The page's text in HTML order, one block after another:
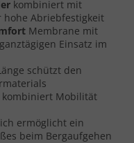
kombiniert mit
hohe Abriebfestigkeit
Membrane mit
Einsatz im
schützt den
kombiniert Mobilität
ermöglicht ein
beim Bergaufgehen